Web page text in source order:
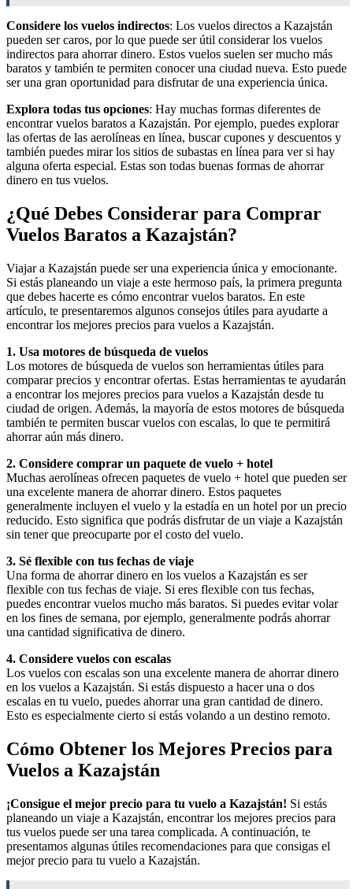
Considere los vuelos indirectos: Los vuelos directos a Kazajstán
pueden ser caros, por lo que puede ser útil considerar los vuelos
indirectos para ahorrar dinero. Estos vuelos suelen ser mucho más
baratos y también te permiten conocer una ciudad nueva. Esto puede
ser una gran oportunidad para disfrutar de una experiencia única.
Explora todas tus opciones: Hay muchas formas diferentes de
encontrar vuelos baratos a Kazajstán. Por ejemplo, puedes explorar
las ofertas de las aerolíneas en línea, buscar cupones y descuentos y
también puedes mirar los sitios de subastas en línea para ver si hay
alguna oferta especial. Estas son todas buenas formas de ahorrar
dinero en tus vuelos.
¿Qué Debes Considerar para Comprar
Vuelos Baratos a Kazajstán?
Viajar a Kazajstán puede ser una experiencia única y emocionante.
Si estás planeando un viaje a este hermoso país, la primera pregunta
que debes hacerte es cómo encontrar vuelos baratos. En este
artículo, te presentaremos algunos consejos útiles para ayudarte a
encontrar los mejores precios para vuelos a Kazajstán.
1. Usa motores de búsqueda de vuelos
Los motores de búsqueda de vuelos son herramientas útiles para
comparar precios y encontrar ofertas. Estas herramientas te ayudarán
a encontrar los mejores precios para vuelos a Kazajstán desde tu
ciudad de origen. Además, la mayoría de estos motores de búsqueda
también te permiten buscar vuelos con escalas, lo que te permitirá
ahorrar aún más dinero.
2. Considere comprar un paquete de vuelo + hotel
Muchas aerolíneas ofrecen paquetes de vuelo + hotel que pueden ser
una excelente manera de ahorrar dinero. Estos paquetes
generalmente incluyen el vuelo y la estadía en un hotel por un precio
reducido. Esto significa que podrás disfrutar de un viaje a Kazajstán
sin tener que preocuparte por el costo del vuelo.
3. Sé flexible con tus fechas de viaje
Una forma de ahorrar dinero en los vuelos a Kazajstán es ser
flexible con tus fechas de viaje. Si eres flexible con tus fechas,
puedes encontrar vuelos mucho más baratos. Si puedes evitar volar
en los fines de semana, por ejemplo, generalmente podrás ahorrar
una cantidad significativa de dinero.
4. Considere vuelos con escalas
Los vuelos con escalas son una excelente manera de ahorrar dinero
en los vuelos a Kazajstán. Si estás dispuesto a hacer una o dos
escalas en tu vuelo, puedes ahorrar una gran cantidad de dinero.
Esto es especialmente cierto si estás volando a un destino remoto.
Cómo Obtener los Mejores Precios para
Vuelos a Kazajstán
¡Consigue el mejor precio para tu vuelo a Kazajstán! Si estás
planeando un viaje a Kazajstán, encontrar los mejores precios para
tus vuelos puede ser una tarea complicada. A continuación, te
presentamos algunas útiles recomendaciones para que consigas el
mejor precio para tu vuelo a Kazajstán.